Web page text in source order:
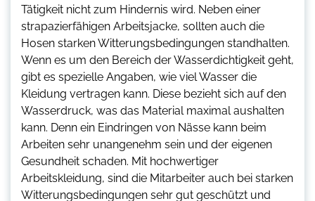
Tätigkeit nicht zum Hindernis wird. Neben einer
strapazierfähigen Arbeitsjacke, sollten auch die
Hosen starken Witterungsbedingungen standhalten.
Wenn es um den Bereich der Wasserdichtigkeit geht,
gibt es spezielle Angaben, wie viel Wasser die
Kleidung vertragen kann. Diese bezieht sich auf den
Wasserdruck, was das Material maximal aushalten
kann. Denn ein Eindringen von Nässe kann beim
Arbeiten sehr unangenehm sein und der eigenen
Gesundheit schaden. Mit hochwertiger
Arbeitskleidung, sind die Mitarbeiter auch bei starken
Witterungsbedingungen sehr gut geschützt und